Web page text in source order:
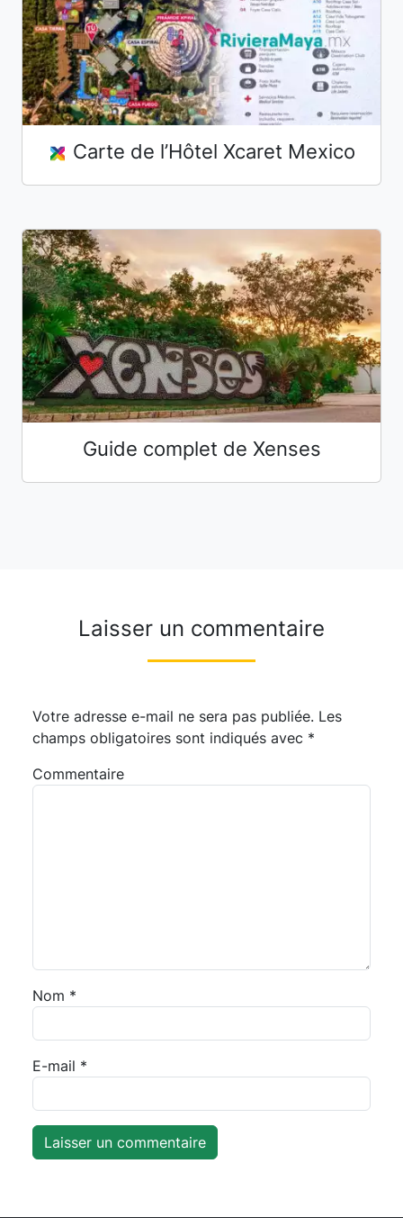
Carte de l’Hôtel Xcaret Mexico
Guide complet de Xenses
Laisser un commentaire
Votre adresse e-mail ne sera pas publiée. Les
champs obligatoires sont indiqués avec *
Commentaire
Nom *
E-mail *